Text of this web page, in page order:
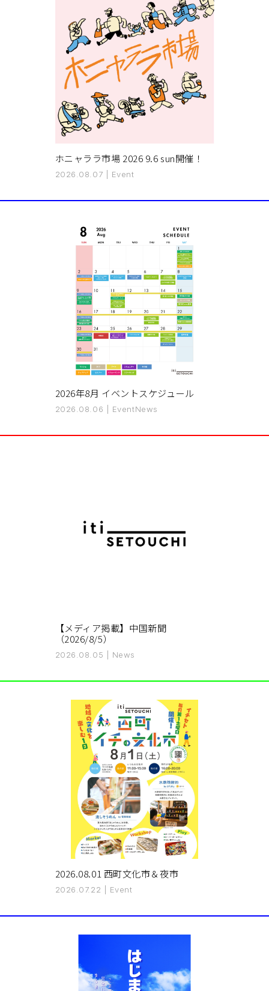
ホニャララ市場 2026 9.6 sun開催！
2026.08.07 Event
2026年8月 イベントスケジュール
2026.08.06 EventNews
【メディア掲載】中国新聞
（2026/8/5）
2026.08.05 News
2026.08.01 西町文化市＆夜市
2026.07.22 Event